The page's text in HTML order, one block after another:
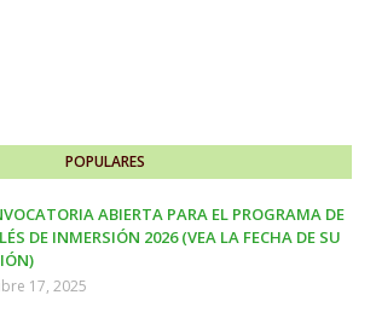
POPULARES
ABIERTA PARA EL PROGRAMA DE
DE INMERSIÓN 2026 (VEA LA FECHA DE SU
17, 2025